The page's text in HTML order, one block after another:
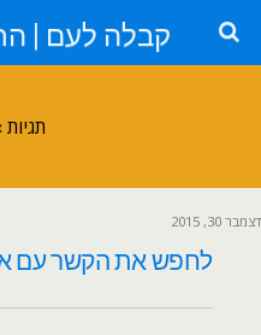
קבלה לעם |
דצמבר 30, 2015
לחפש את הקשר עם